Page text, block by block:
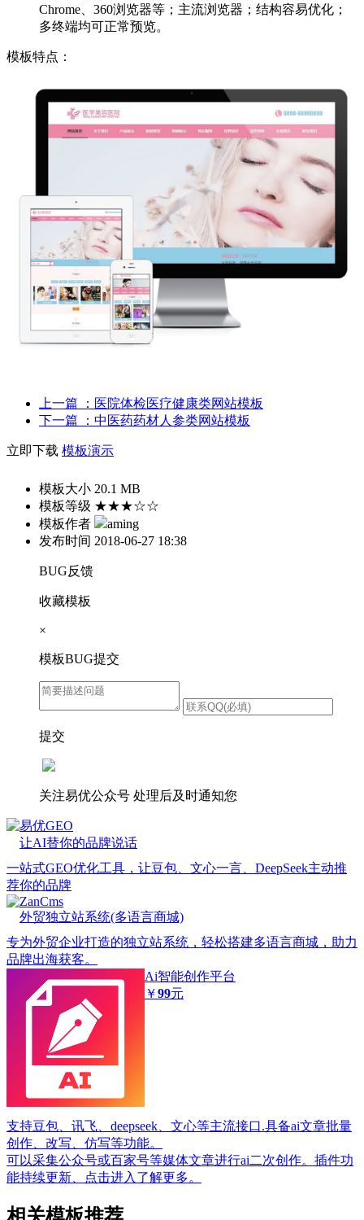
Chrome、360浏览器等；主流浏览器；结构容易优化；
多终端均可正常预览。
模板特点：
上一篇
：医院体检医疗健康类网站模板
下一篇
：中医药药材人参类网站模板
立即下载 模板演示
模板大小 20.1 MB
模板等级 ★★★☆☆
模板作者
aming
发布时间 2018-06-27 18:38
BUG反馈
收藏模板
×
模板BUG提交
提交
关注易优公众号 处理后及时通知您
易优GEO
让AI替你的品牌说话
一站式GEO优化工具，让豆包、文心一言、DeepSeek主动推
荐你的品牌
ZanCms
外贸独立站系统(多语言商城)
专为外贸企业打造的独立站系统，轻松搭建多语言商城，助力
品牌出海获客。
Ai智能创作平台
￥99元
支持豆包、讯飞、deepseek、文心等主流接口.具备ai文章批量
创作、改写、仿写等功能。
可以采集公众号或百家号等媒体文章进行ai二次创作。插件功
能持续更新、点击进入了解更多。